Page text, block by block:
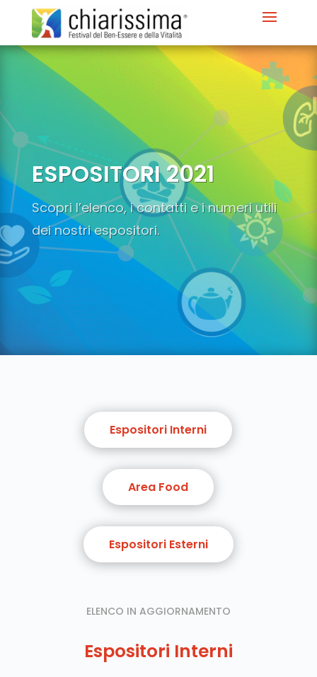
ESPOSITORI 2021
Scopri l’elenco, i contatti e i numeri utili
dei nostri espositori.
Espositori Interni
Area Food
Espositori Esterni
ELENCO IN AGGIORNAMENTO
Espositori Interni